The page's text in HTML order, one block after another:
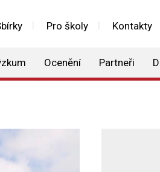
Pro školy Kontakty
Ocenění Partneři